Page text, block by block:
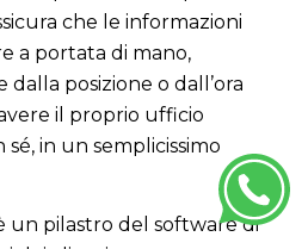
che le informazioni
a portata di mano,
posizione o dall’ora
il proprio ufficio
in un semplicissimo
un pilastro del software di